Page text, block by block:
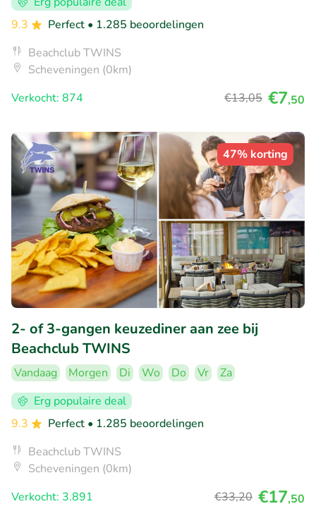
9.3
Perfect • 1.285 beoordelingen
Beachclub TWINS
Scheveningen (0km)
Verkocht: 874
€13,05 €7,50
47% korting
2- of 3-gangen keuzediner aan zee bij
Beachclub TWINS
Vandaag Morgen Di Wo Do Vr
Za
Erg populaire deal
9.3
Perfect • 1.285 beoordelingen
Beachclub TWINS
Scheveningen (0km)
Verkocht: 3.891
€33,20 €17,50